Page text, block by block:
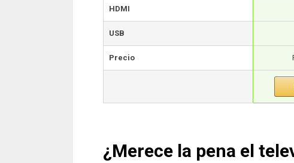
HDMI
USB
Precio
¿Merece la pena el